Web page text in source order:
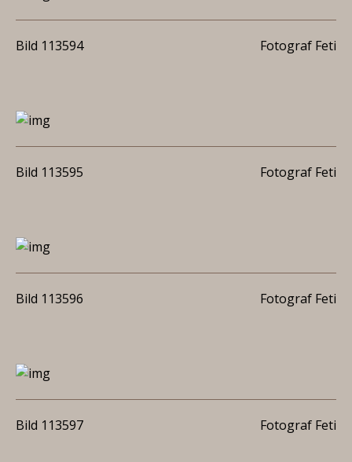
Bild 113594 Fotograf Feti
Bild 113595 Fotograf Feti
Bild 113596 Fotograf Feti
Bild 113597 Fotograf Feti